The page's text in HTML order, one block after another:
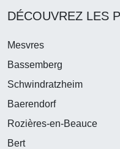
DÉCOUVREZ LES
Mesvres
Bassemberg
Schwindratzheim
Baerendorf
Rozières-en-Beauce
Bert